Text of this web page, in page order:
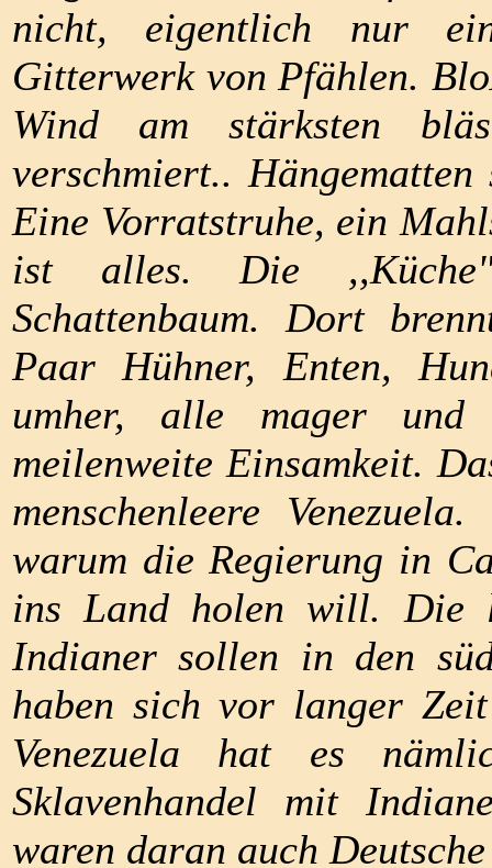
nicht, eigentlich nur
Gitterwerk von Pfählen.
Wind am stärksten
verschmiert..
Eine Vorratstruhe, ein
ist alles. Die
Schattenbaum. Dort
Paar Hühner, Enten,
umher, alle mager
meilenweite Einsamkeit.
menschenleere
warum die Regierung in
ins Land holen will. Die
Indianer sollen in den
haben sich vor langer
Venezuela hat es
Sklavenhandel mit
waren daran auch